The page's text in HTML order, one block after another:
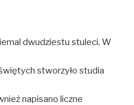
dwudziestu stuleci. W
stworzyło studia
napisano liczne